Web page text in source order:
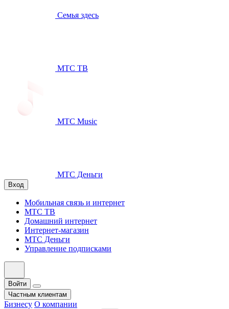
Семья здесь
МТС ТВ
МТС Music
МТС Деньги
Вход
Мобильная связь и интернет
МТС ТВ
Домашний интернет
Интернет-магазин
МТС Деньги
Управление подписками
Войти
Частным клиентам
Бизнесу О компании